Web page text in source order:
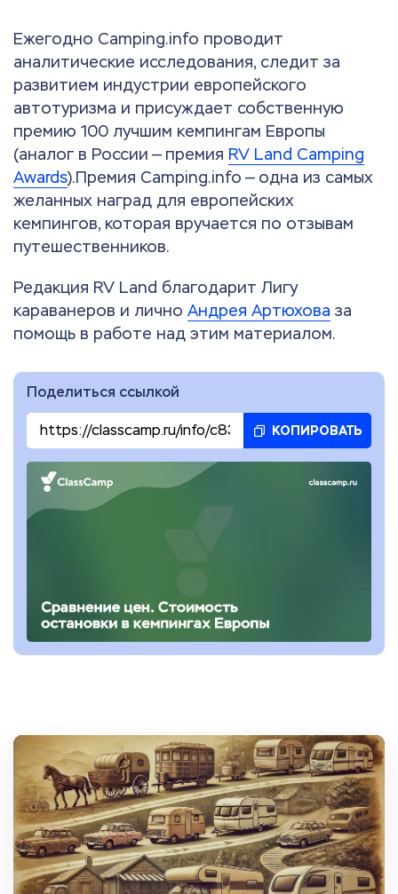
Ежегодно Camping.info проводит
аналитические исследования, следит за
развитием индустрии европейского
автотуризма и присуждает собственную
премию 100 лучшим кемпингам Европы
(аналог в России — премия RV Land Camping
Awards).Премия Camping.info — одна из самых
желанных наград для европейских
кемпингов, которая вручается по отзывам
путешественников.
Редакция RV Land благодарит Лигу
караванеров и лично Андрея Артюхова за
помощь в работе над этим материалом.
Поделиться ссылкой
КОПИРОВАТЬ